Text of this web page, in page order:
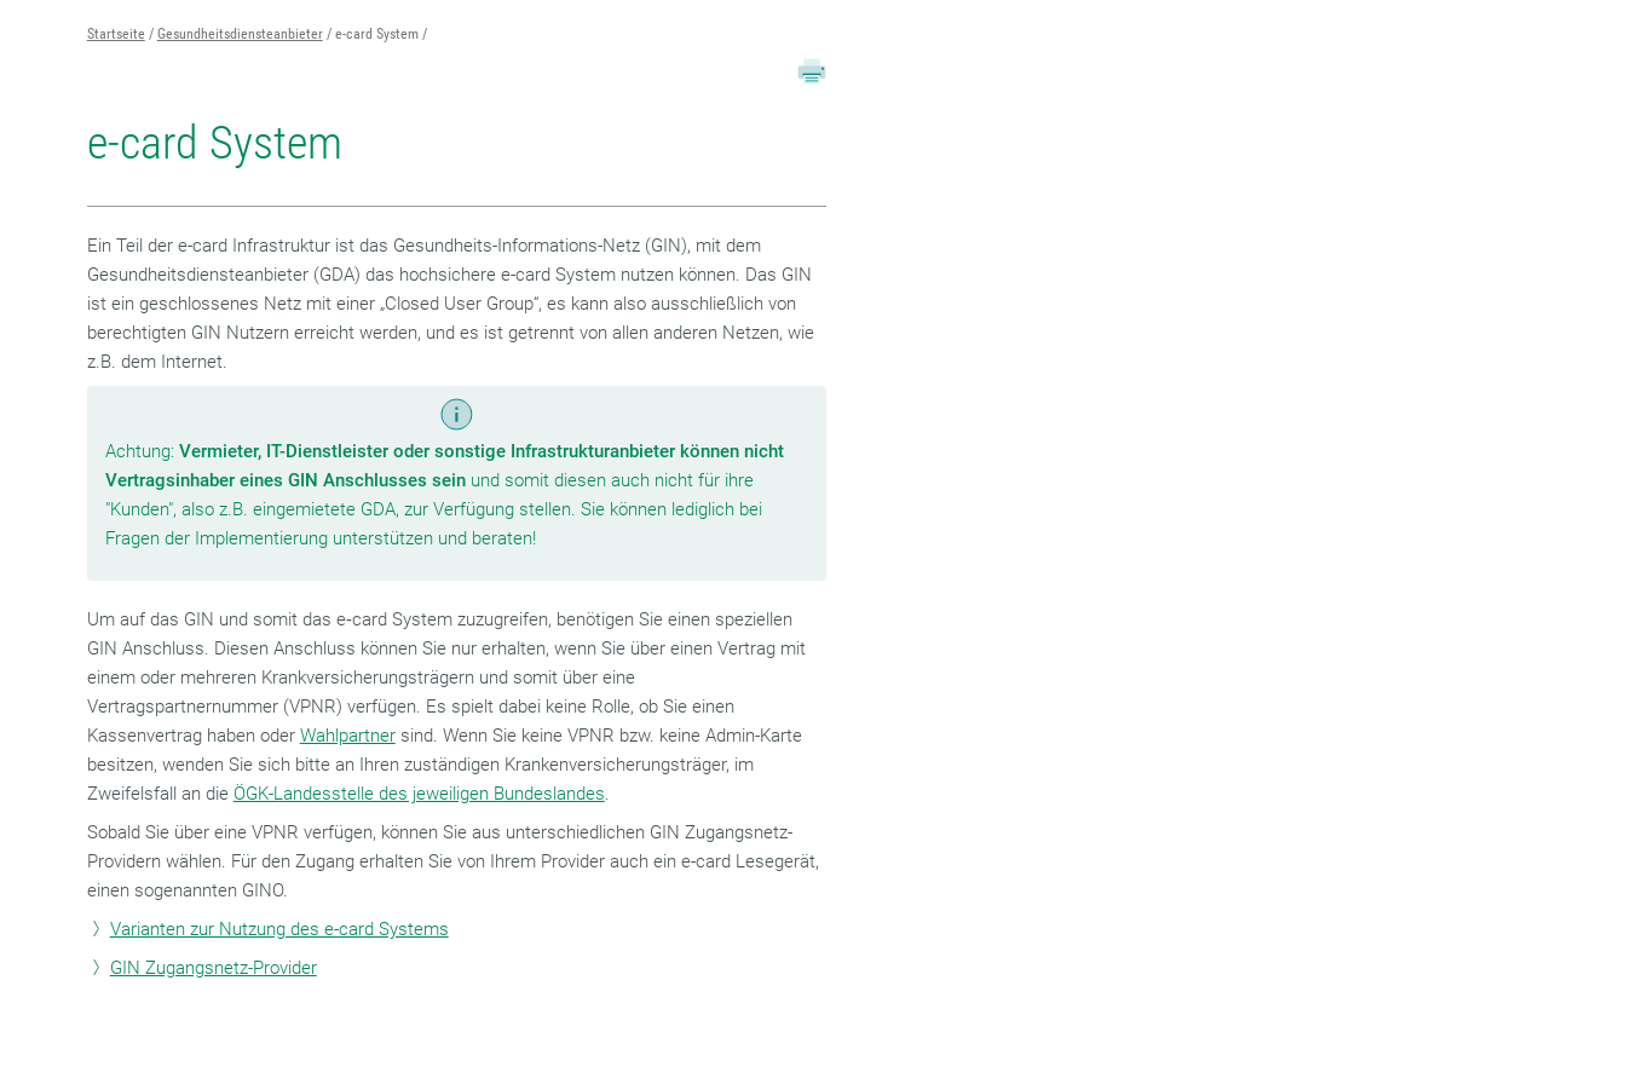
Startseite Gesundheitsdiensteanbieter e-card System
e-card System
Ein Teil der e-card Infrastruktur ist das Gesundheits-Informations-Netz (GIN), mit dem
Gesundheitsdiensteanbieter (GDA) das hochsichere e-card System nutzen können. Das GIN
ist ein geschlossenes Netz mit einer „Closed User Group“, es kann also ausschließlich von
berechtigten GIN Nutzern erreicht werden, und es ist getrennt von allen anderen Netzen, wie
z.B. dem Internet.
Achtung: Vermieter, IT-Dienstleister oder sonstige Infrastrukturanbieter können nicht
Vertragsinhaber eines GIN Anschlusses seinund somit diesen auch nicht für ihre
"Kunden", also z.B. eingemietete GDA, zur Verfügung stellen. Sie können lediglich bei
Fragen der Implementierung unterstützen und beraten!
Um auf das GIN und somit das e‑card System zuzugreifen, benötigen Sie einen speziellen
GIN Anschluss. Diesen Anschluss können Sie nur erhalten, wenn Sie über einen Vertrag mit
einem oder mehreren Krankversicherungsträgern und somit über eine
Vertragspartnernummer (VPNR) verfügen. Es spielt dabei keine Rolle, ob Sie einen
Kassenvertrag haben oder Wahlpartner sind. Wenn Sie keine VPNR bzw. keine Admin-Karte
besitzen, wenden Sie sich bitte an Ihren zuständigen Krankenversicherungsträger, im
Zweifelsfall an die ÖGK-Landesstelle des jeweiligen Bundeslandes.
Sobald Sie über eine VPNR verfügen, können Sie aus unterschiedlichen GIN Zugangsnetz-
Providern wählen. Für den Zugang erhalten Sie von Ihrem Provider auch ein e-card Lesegerät,
einen sogenannten GINO.
Varianten zur Nutzung des e-card Systems
GIN Zugangsnetz-Provider